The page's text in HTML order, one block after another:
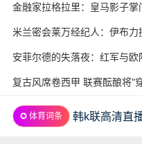
金融家拉格拉里：皇马影子掌
米兰密会莱万经纪人：伊布
安菲尔德的失落夜：红军与
复古风席卷西甲 联赛酝酿将"
✪ 体育词条 韩k联高清直